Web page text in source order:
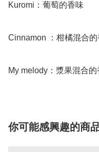
Kuromi：葡萄的香味
Cinnamon ：柑橘混合的
My melody：漿果混合的
你可能感興趣的商